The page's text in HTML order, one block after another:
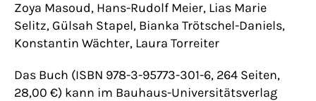
Zoya Masoud, Hans-Rudolf Meier, Lias Marie
Selitz, Gülsah Stapel, Bianka Trötschel-Daniels,
Konstantin Wächter, Laura Torreiter
Das Buch (ISBN 978-3-95773-301-6, 264 Seiten,
28,00 €) kann im Bauhaus-Universitätsverlag